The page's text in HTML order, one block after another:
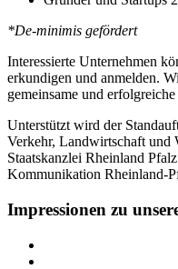
*De-minimis gefördert
Interessierte Unternehmen
erkundigen und anmelden.
gemeinsame und
Unterstützt wird der
Verkehr, Landwirtschaft und
Staatskanzlei Rheinland
Kommunikation Rheinland-
Impressionen zu